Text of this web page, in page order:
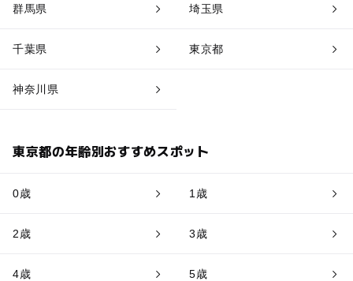
群馬県 埼玉県
千葉県 東京都
神奈川県
東京都の年齢別おすすめスポット
0歳 1歳
2歳 3歳
4歳 5歳